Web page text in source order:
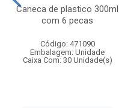
Caneca de plastico 300ml
com 6 pecas
Código: 471090
Embalagem: Unidade
Caixa Com: 30 Unidade(s)